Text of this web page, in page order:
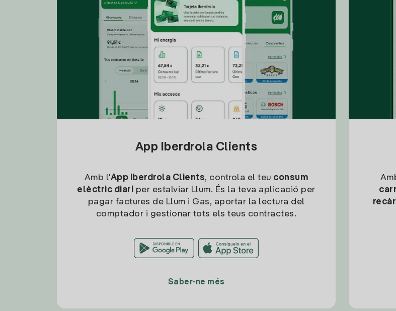
App Iberdrola Clients
Amb l'App Iberdrola Clients, controla el teu consum
elèctric diari per estalviar Llum. És la teva aplicació per
pagar factures de Llum i Gas, aportar la lectura del
comptador i gestionar tots els teus contractes.
Saber-ne més